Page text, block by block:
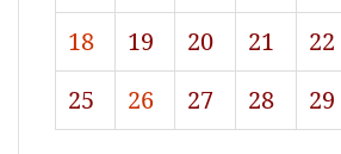
18
19 20 21 22
25
26 27 28 29